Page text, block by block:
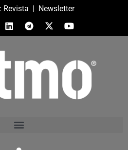
Revista | Newsletter